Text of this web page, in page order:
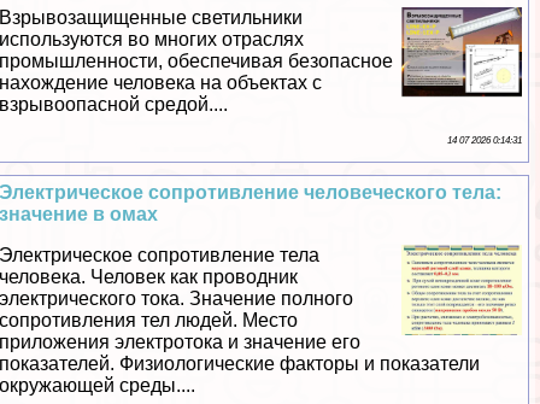
Взрывозащищенные светильники
используются во многих отраслях
промышленности, обеспечивая безопасное
нахождение человека на объектах с
взрывоопасной средой....
14 07 2026 0:14:31
Электрическое сопротивление человеческого тела:
значение в омах
Электрическое сопротивление тела
человека. Человек как проводник
электрического тока. Значение полного
сопротивления тел людей. Место
приложения электротока и значение его
показателей. Физиологические факторы и показатели
окружающей среды....